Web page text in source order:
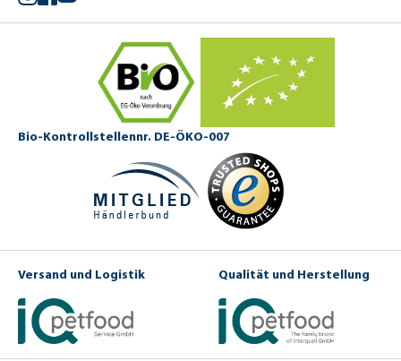
Bio-Kontrollstellennr. DE-ÖKO-007
Versand und Logistik Qualität und Herstellung